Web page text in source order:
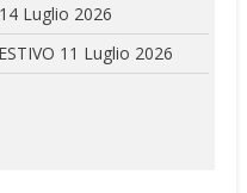
14 Luglio 2026
11 Luglio 2026